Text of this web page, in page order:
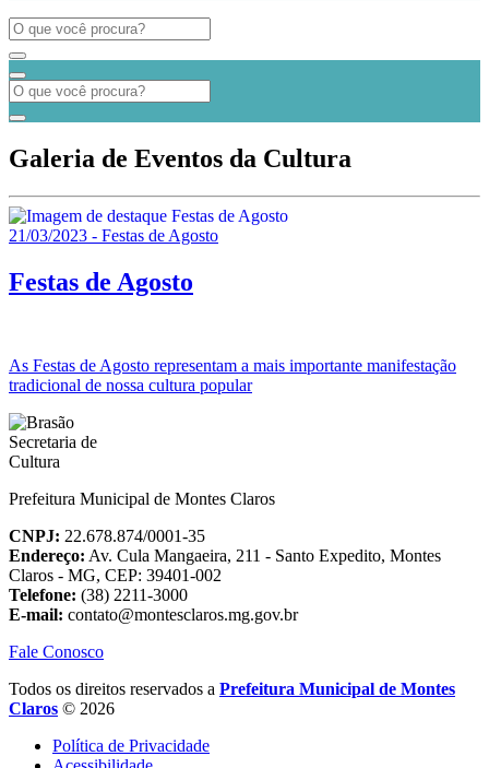
Galeria de Eventos da Cultura
21/03/2023 - Festas de Agosto
Festas de Agosto
As Festas de Agosto representam a mais importante manifestação
tradicional de nossa cultura popular
Prefeitura Municipal de Montes Claros
CNPJ: 22.678.874/0001-35
Endereço: Av. Cula Mangaeira, 211 - Santo Expedito, Montes
Claros - MG, CEP: 39401-002
Telefone: (38) 2211-3000
E-mail: contato@montesclaros.mg.gov.br
Fale Conosco
Todos os direitos reservados a Prefeitura Municipal de Montes
Claros © 2026
Política de Privacidade